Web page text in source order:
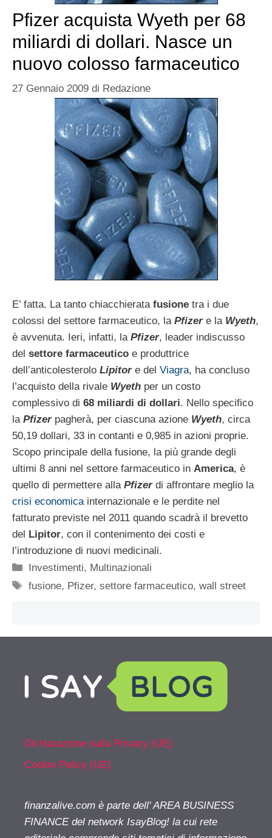
Pfizer acquista Wyeth per 68
miliardi di dollari. Nasce un
nuovo colosso farmaceutico
27 Gennaio 2009 di Redazione
E’ fatta. La tanto chiacchierata fusione tra i due
colossi del settore farmaceutico, la Pfizere la Wyeth,
è avvenuta. Ieri, infatti, la Pfizer, leader indiscusso
del settore farmaceutico e produttrice
dell’anticolesterolo Lipitore del Viagra, ha concluso
l’acquisto della rivale Wyeth per un costo
complessivo di 68 miliardi di dollari. Nello specifico
la Pfizer pagherà, per ciascuna azione Wyeth, circa
50,19 dollari, 33 in contanti e 0,985 in azioni proprie.
Scopo principale della fusione, la più grande degli
ultimi 8 anni nel settore farmaceutico in America, è
quello di permettere alla Pfizerdi affrontare meglio la
crisi economicainternazionale e le perdite nel
fatturato previste nel 2011 quando scadrà il brevetto
del Lipitor, con il contenimento dei costi e
l’introduzione di nuovi medicinali.
Categorie
Investimenti, Multinazionali
Tag
fusione, Pfizer,settore farmaceutico,wall street
Dichiarazione sulla Privacy (UE)
Cookie Policy (UE)
finanzalive.com è parte dell' AREA BUSINESS
FINANCE del network IsayBlog! la cui rete